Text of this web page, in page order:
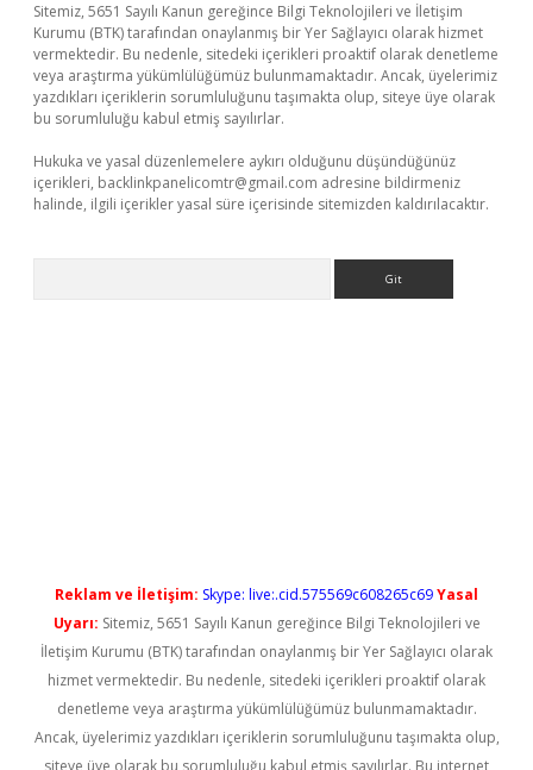
Sitemiz, 5651 Sayılı Kanun gereğince Bilgi Teknolojileri ve İletişim
Kurumu (BTK) tarafından onaylanmış bir Yer Sağlayıcı olarak hizmet
vermektedir. Bu nedenle, sitedeki içerikleri proaktif olarak denetleme
veya araştırma yükümlülüğümüz bulunmamaktadır. Ancak, üyelerimiz
yazdıkları içeriklerin sorumluluğunu taşımakta olup, siteye üye olarak
bu sorumluluğu kabul etmiş sayılırlar.
Hukuka ve yasal düzenlemelere aykırı olduğunu düşündüğünüz
içerikleri, backlinkpanelicomtr@gmail.com adresine bildirmeniz
halinde, ilgili içerikler yasal süre içerisinde sitemizden kaldırılacaktır.
Reklam ve İletişim: Skype: live:.cid.575569c608265c69Yasal
Uyarı: Sitemiz, 5651 Sayılı Kanun gereğince Bilgi Teknolojileri ve
İletişim Kurumu (BTK) tarafından onaylanmış bir Yer Sağlayıcı olarak
hizmet vermektedir. Bu nedenle, sitedeki içerikleri proaktif olarak
denetleme veya araştırma yükümlülüğümüz bulunmamaktadır.
Ancak, üyelerimiz yazdıkları içeriklerin sorumluluğunu taşımakta olup,
siteye üye olarak bu sorumluluğu kabul etmiş sayılırlar. Bu internet